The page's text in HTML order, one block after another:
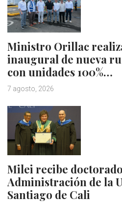
Ministro Orillac
inaugural de nueva
con unidades 100%…
7 agosto, 2026
Milei recibe
Administración de la
Santiago de Cali